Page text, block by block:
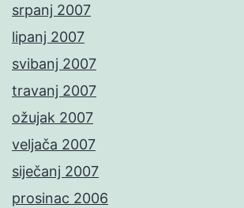
srpanj 2007
lipanj 2007
svibanj 2007
travanj 2007
ožujak 2007
veljača 2007
siječanj 2007
prosinac 2006